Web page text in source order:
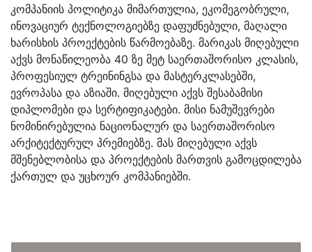
კომპანიის პოლიტიკა მიმართულია, ეკომეგობრული,
ინოვაციურ ტექნოლოგიებზე დაფუძნებული, მაღალი
ხარისხის პროექტების წარმოებაზე. მარიკას მიღებული
აქვს მონაწილეობა 40 ზე მეტ საერთაშორისო კლასის,
პროფესიულ ტრეინინგსა და მასტერკლასებში,
ევროპასა და აზიაში. მიღებული აქვს შესაბამისი
დიპლომები და სერტიფიკატები. მისი ნამუშევრები
ნომინირებულია ნაციონალურ და საერთაშორისო
არქიტექტურულ პრემიებზე. მას მიღებული აქვს
მშენებლობისა და პროექტების მართვის გამოცდილება
ქართულ და უცხოურ კომპანიებში.